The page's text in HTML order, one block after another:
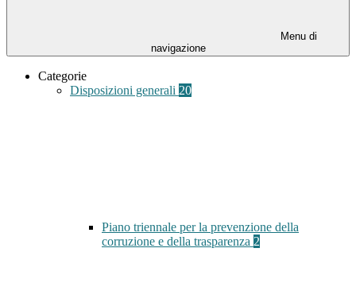
Menu di
navigazione
Categorie
Disposizioni generali 20
Piano triennale per la prevenzione della
corruzione e della trasparenza 2